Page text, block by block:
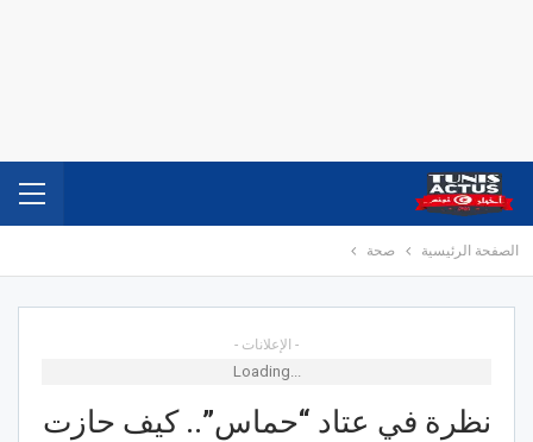
الصفحة الرئيسية صحة
- الإعلانات -
Loading...
نظرة في عتاد “حماس”.. كيف حازت